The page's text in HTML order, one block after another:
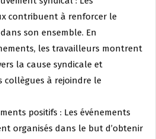
contribuent à renforcer le
son ensemble. En
les travailleurs montrent
la cause syndicale et
collègues à rejoindre le
positifs : Les événements
organisés dans le but d’obtenir